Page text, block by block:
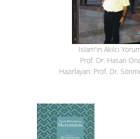
İslam'ın Akılcı
Prof. Dr. Hasan
Hazırlayan: Prof. Dr.